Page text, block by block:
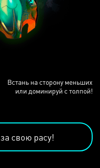
Встань на сторону меньших
или доминируй с толпой!
за свою расу!